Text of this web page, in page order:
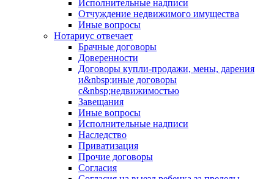
Исполнительные надписи
Отчуждение недвижимого имущества
Иные вопросы
Нотариус отвечает
Брачные договоры
Доверенности
Договоры купли-продажи, мены, дарения
и&nbsp;иные договоры
с&nbsp;недвижимостью
Завещания
Иные вопросы
Исполнительные надписи
Наследство
Приватизация
Прочие договоры
Согласия